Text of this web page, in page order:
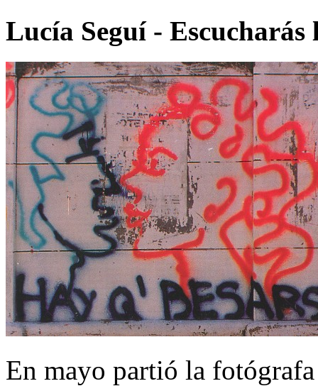
Lucía Seguí - Escucharás
En mayo partió la